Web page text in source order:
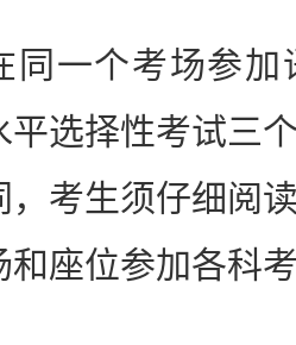
一个考场参加
平选择性考试三
，考生须仔细阅
和座位参加各科